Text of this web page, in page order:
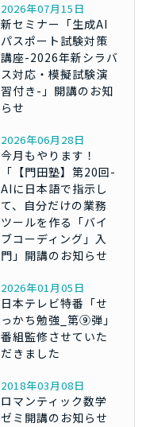
2026年07月15日
新セミナー「生成AI
パスポート試験対策
講座-2026年新シラバ
ス対応・模擬試験演
習付き-」開講のお知
らせ
2026年06月28日
今月もやります！
「【門田塾】第20回-
AIに日本語で指示し
て、自分だけの業務
ツールを作る「バイ
ブコーディング」入
門」開講のお知らせ
2026年01月05日
日本テレビ特番「せ
っかち勉強_第⑨弾」
番組監修させていた
だきました
2018年03月08日
ロマンティック数学
ゼミ開講のお知らせ